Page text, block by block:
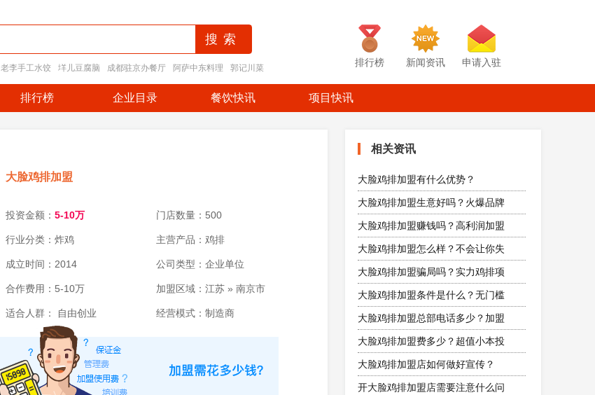
老李手工水饺 垟儿豆腐脑 成都驻京办餐厅 阿萨中东料理 郭记川菜 排行榜 新闻资讯 申请入驻
排行榜 企业目录 餐饮快讯 项目快讯
大脸鸡排加盟
投资金额： 5-10万 门店数量：500
行业分类：炸鸡 主营产品：鸡排
成立时间：2014 公司类型：企业单位
合作费用：5-10万 加盟区域：江苏 » 南京市
适合人群： 自由创业 经营模式：制造商
相关资讯
大脸鸡排加盟有什么优势？
大脸鸡排加盟生意好吗？火爆品牌
大脸鸡排加盟赚钱吗？高利润加盟
大脸鸡排加盟怎么样？不会让你失
大脸鸡排加盟骗局吗？实力鸡排项
大脸鸡排加盟条件是什么？无门槛
大脸鸡排加盟总部电话多少？加盟
大脸鸡排加盟费多少？超值小本投
大脸鸡排加盟店如何做好宣传？
开大脸鸡排加盟店需要注意什么问